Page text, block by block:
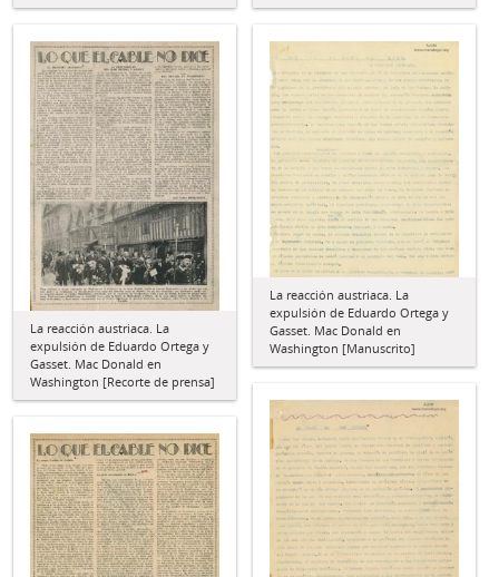
La reacción austriaca. La
expulsión de Eduardo Ortega y
Gasset. Mac Donald en
Washington [Recorte de prensa]
La reacción austriaca. La
expulsión de Eduardo Ortega y
Gasset. Mac Donald en
Washington [Manuscrito]